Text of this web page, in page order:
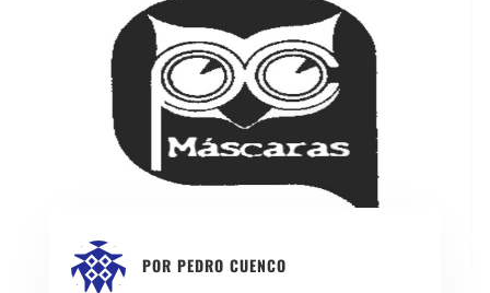
POR PEDRO CUENCO